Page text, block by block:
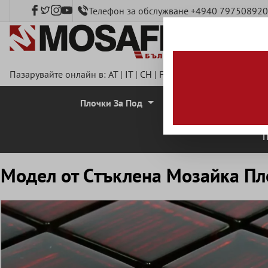
съдържаниеТелефон за обслужване +4940 797508920
Пазарувайте онлайн в: AT| IT| CH | FR
Плочки За Под
Mодел от Cтъклена Mозайка